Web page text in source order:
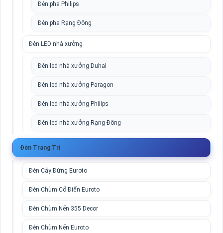
Đèn pha Philips
Đèn pha Rạng Đông
Đèn LED nhà xưởng
Đèn led nhà xưởng Duhal
Đèn led nhà xưởng Paragon
Đèn led nhà xưởng Philips
Đèn led nhà xưởng Rạng Đông
Đèn Trang Trí
Đèn Cây Đứng Euroto
Đèn Chùm Cổ Điển Euroto
Đèn Chùm Nến 355 Decor
Đèn Chùm Nến Euroto